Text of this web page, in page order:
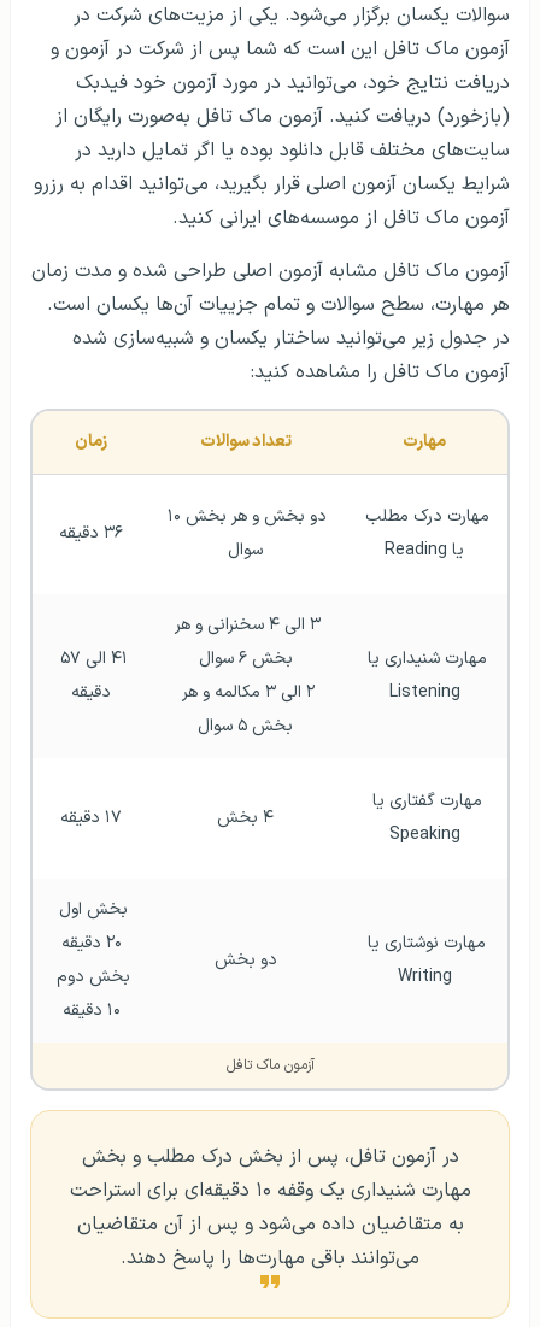
سوالات یکسان برگزار می‌شود. یکی از مزیت‌های شرکت در
آزمون ماک تافل این است که شما پس از شرکت در آزمون و
دریافت نتایج خود، می‌توانید در مورد آزمون خود فیدبک
(بازخورد) دریافت کنید. آزمون ماک تافل به‌صورت رایگان از
سایت‌های مختلف قابل دانلود بوده یا اگر تمایل دارید در
شرایط یکسان آزمون اصلی قرار بگیرید، می‌توانید اقدام به رزرو
آزمون ماک تافل از موسسه‌های ایرانی کنید.
آزمون ماک تافل مشابه آزمون اصلی طراحی شده و مدت زمان
هر مهارت، سطح سوالات و تمام جزییات آن‌ها یکسان است.
در جدول زیر می‌توانید ساختار یکسان و شبیه‌سازی شده
آزمون ماک تافل را مشاهده کنید:
مهارت تعداد سوالات زمان
یا Reading
سوال
۳۶ دقیقه
Listening
بخش ۶ سوال
بخش ۵ سوال
دقیقه
Speaking
۴ بخش ۱۷ دقیقه
Writing
دو بخش
۲۰ دقیقه
۱۰ دقیقه
آزمون ماک تافل
در آزمون تافل، پس از بخش درک مطلب و بخش
مهارت شنیداری یک وقفه ۱۰ دقیقه‌ای برای استراحت
به متقاضیان داده می‌شود و پس از آن متقاضیان
می‌توانند باقی مهارت‌ها را پاسخ دهند.